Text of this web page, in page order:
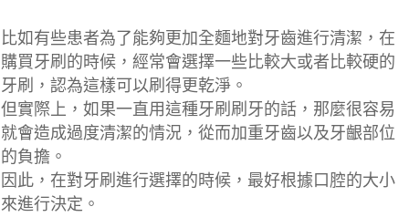
比如有些患者為了能夠更加全麵地對牙齒進行清潔，在
購買牙刷的時候，經常會選擇一些比較大或者比較硬的
牙刷，認為這樣可以刷得更乾淨。
但實際上，如果一直用這種牙刷刷牙的話，那麼很容易
就會造成過度清潔的情況，從而加重牙齒以及牙齦部位
的負擔 。
因此，在對牙刷進行選擇的時候，最好根據口腔的大小
來進行決定。